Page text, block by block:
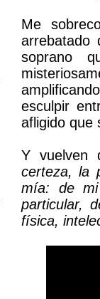
Me
arrebatado
soprano
esculpir
afligido que
Y vuelven
certeza, la
mía: de
particular,
física,